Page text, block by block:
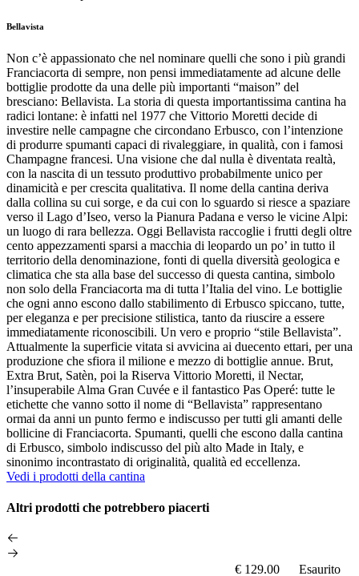
Bellavista
Non c’è appassionato che nel nominare quelli che sono i più grandi
Franciacorta di sempre, non pensi immediatamente ad alcune delle
bottiglie prodotte da una delle più importanti “maison” del
bresciano: Bellavista. La storia di questa importantissima cantina ha
radici lontane: è infatti nel 1977 che Vittorio Moretti decide di
investire nelle campagne che circondano Erbusco, con l’intenzione
di produrre spumanti capaci di rivaleggiare, in qualità, con i famosi
Champagne francesi. Una visione che dal nulla è diventata realtà,
con la nascita di un tessuto produttivo probabilmente unico per
dinamicità e per crescita qualitativa. Il nome della cantina deriva
dalla collina su cui sorge, e da cui con lo sguardo si riesce a spaziare
verso il Lago d’Iseo, verso la Pianura Padana e verso le vicine Alpi:
un luogo di rara bellezza. Oggi Bellavista raccoglie i frutti degli oltre
cento appezzamenti sparsi a macchia di leopardo un po’ in tutto il
territorio della denominazione, fonti di quella diversità geologica e
climatica che sta alla base del successo di questa cantina, simbolo
non solo della Franciacorta ma di tutta l’Italia del vino. Le bottiglie
che ogni anno escono dallo stabilimento di Erbusco spiccano, tutte,
per eleganza e per precisione stilistica, tanto da riuscire a essere
immediatamente riconoscibili. Un vero e proprio “stile Bellavista”.
Attualmente la superficie vitata si avvicina ai duecento ettari, per una
produzione che sfiora il milione e mezzo di bottiglie annue. Brut,
Extra Brut, Satèn, poi la Riserva Vittorio Moretti, il Nectar,
l’insuperabile Alma Gran Cuvée e il fantastico Pas Operé: tutte le
etichette che vanno sotto il nome di “Bellavista” rappresentano
ormai da anni un punto fermo e indiscusso per tutti gli amanti delle
bollicine di Franciacorta. Spumanti, quelli che escono dalla cantina
di Erbusco, simbolo indiscusso del più alto Made in Italy, e
sinonimo incontrastato di originalità, qualità ed eccellenza.
Vedi i prodotti della cantina
Altri prodotti che potrebbero piacerti
€ 129.00 Esaurito